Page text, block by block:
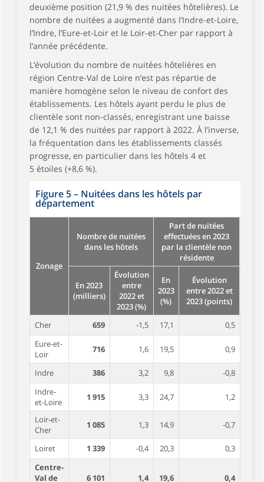
deuxième position (21,9 % des nuitées hôtelières). Le
nombre de nuitées a augmenté dans l’Indre-et-Loire,
l’Indre, l’Eure-et-Loir et le Loir-et-Cher par rapport à
l’année précédente.
L’évolution du nombre de nuitées hôtelières en
région Centre-Val de Loire n’est pas répartie de
manière homogène selon le niveau de confort des
établissements. Les hôtels ayant perdu le plus de
clientèle sont non-classés, enregistrant une baisse
de 12,1 % des nuitées par rapport à 2022. À l’inverse,
la fréquentation dans les établissements classés
progresse, en particulier dans les hôtels 4 et
5 étoiles (+8,6 %).
Figure 5– Nuitées dans les hôtels par
département
Zonage
Nombre de nuitées
dans les hôtels
Part de nuitées
effectuées en 2023
par la clientèle non
résidente
En 2023
(milliers)
Évolution
entre
2022 et
2023 (%)
En
2023
(%)
Évolution
entre 2022 et
2023 (points)
Cher 659 -1,5 17,1
0,5
Eure-et-
Loir
716 1,6 19,5 0,9
Indre 386 3,2 9,8
-0,8
Indre-
et-Loire
1 915 3,3 24,7 1,2
Loir-et-
Cher
1 085 1,3 14,9 -0,7
Loiret 1 339 -0,4 20,3
0,3
Centre-
Val de
6 101 1,4 19,6 0,4